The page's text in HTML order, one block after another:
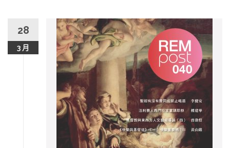
28
3 月